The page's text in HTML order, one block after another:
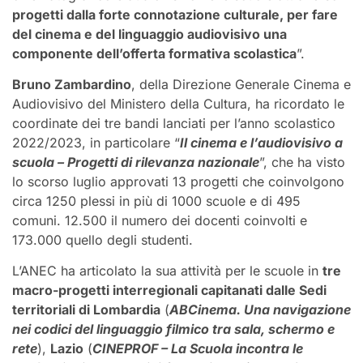
progetti dalla forte connotazione culturale, per fare
del cinema e del linguaggio audiovisivo una
componente dell’offerta formativa scolastica”.
Bruno Zambardino, della Direzione Generale Cinema e
Audiovisivo del Ministero della Cultura, ha ricordato le
coordinate dei tre bandi lanciati per l’anno scolastico
2022/2023, in particolare “Il cinema e l’audiovisivo a
scuola – Progetti di rilevanza nazionale”, che ha visto
lo scorso luglio approvati 13 progetti che coinvolgono
circa 1250 plessi in più di 1000 scuole e di 495
comuni. 12.500 il numero dei docenti coinvolti e
173.000 quello degli studenti.
L’ANEC ha articolato la sua attività per le scuole in tre
macro-progetti interregionali capitanati dalle Sedi
territoriali di Lombardia (ABCinema. Una navigazione
nei codici del linguaggio filmico tra sala, schermo e
rete), Lazio (CINEPROF – La Scuola incontra le